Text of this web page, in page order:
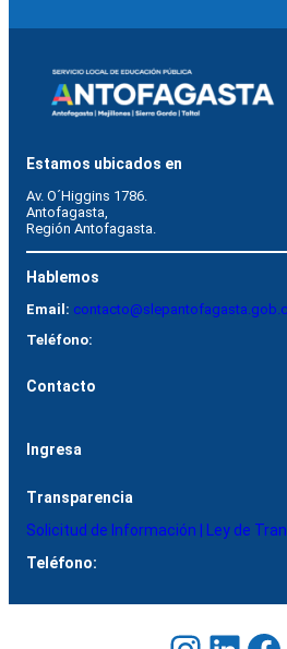
Estamos ubicados en
Av. O´Higgins 1786.
Antofagasta,
Región Antofagasta.
Hablemos
Email: contacto@slepantofagasta.gob.cl
Teléfono:
Contacto
Ingresa
Transparencia
Solicitud de Información | Ley de
Teléfono: